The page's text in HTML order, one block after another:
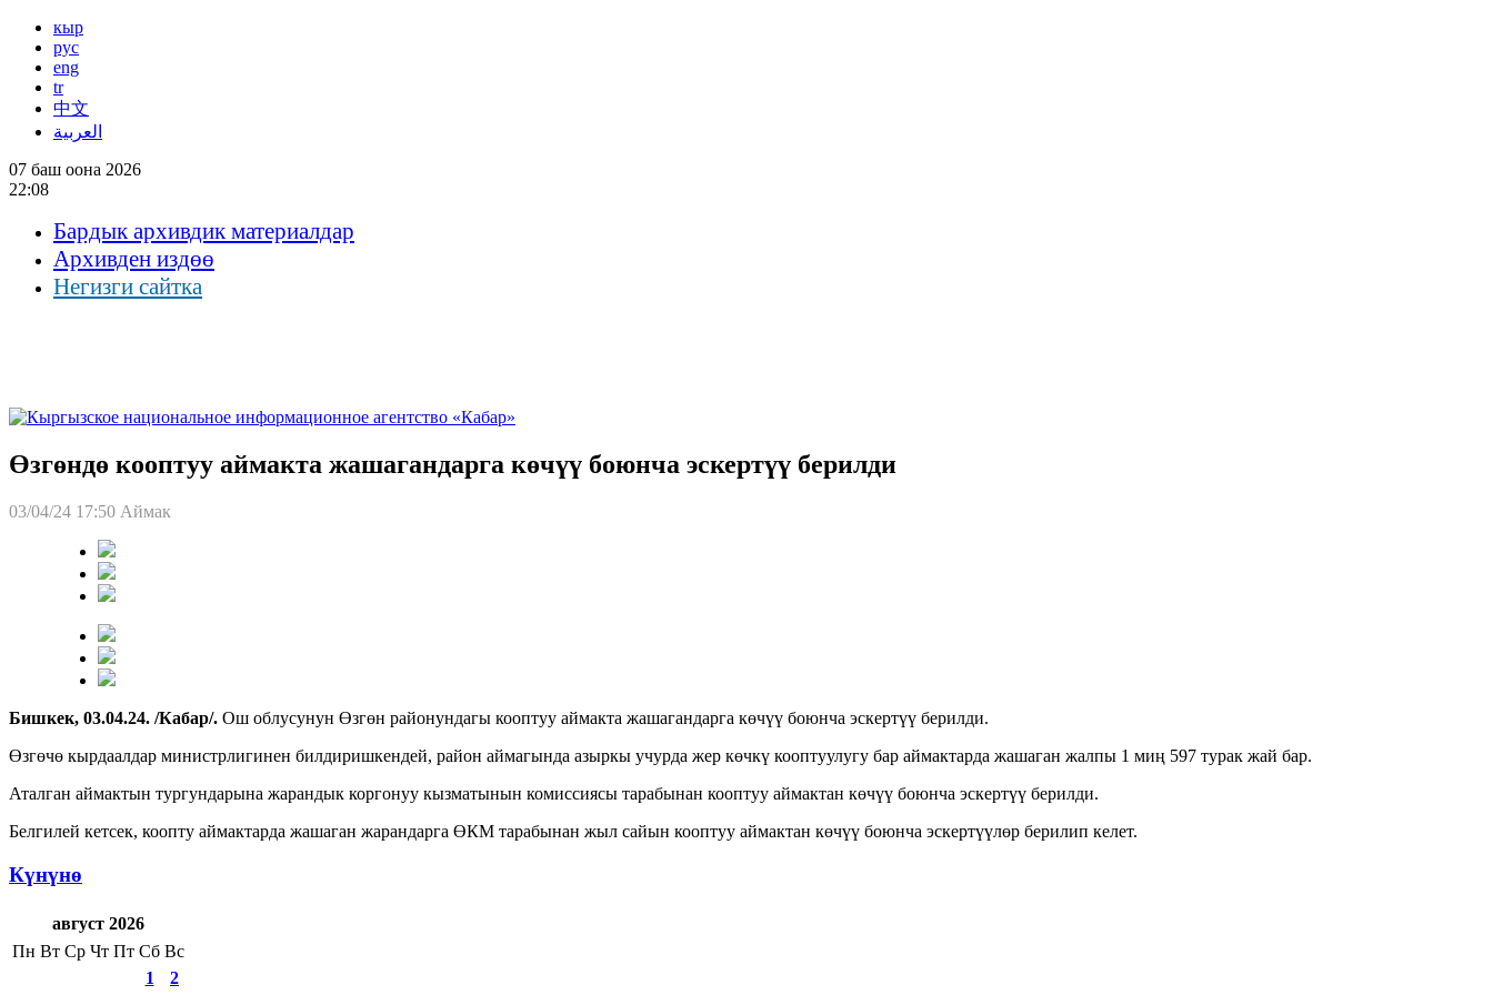
кыр
рус
eng
tr
中文
العربية
07 баш оона 2026
22:08
Бардык архивдик материалдар
Архивден издөө
Негизги сайтка
Өзгөндө кооптуу аймакта жашагандарга көчүү боюнча эскертүү берилди
03/04/24 17:50 Аймак
Бишкек, 03.04.24. /Кабар/. Ош облусунун Өзгөн районундагы кооптуу аймакта жашагандарга көчүү боюнча эскертүү берилди.
Өзгөчө кырдаалдар министрлигинен билдиришкендей, район аймагында азыркы учурда жер көчкү кооптуулугу бар аймактарда жашаган жалпы 1 миң 597 турак жай бар.
Аталган аймактын тургундарына жарандык коргонуу кызматынын комиссиясы тарабынан кооптуу аймактан көчүү боюнча эскертүү берилди.
Белгилей кетсек, коопту аймактарда жашаган жарандарга ӨКМ тарабынан жыл сайын кооптуу аймактан көчүү боюнча эскертүүлөр берилип келет.
Күнүнө
август 2026
Пн Вт Ср Чт Пт Сб Вс
1
2